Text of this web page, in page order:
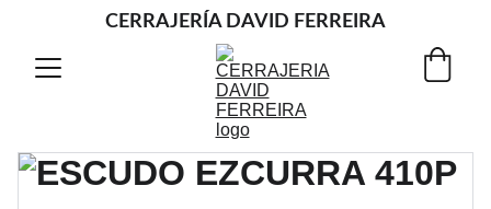
CERRAJERÍA DAVID FERREIRA